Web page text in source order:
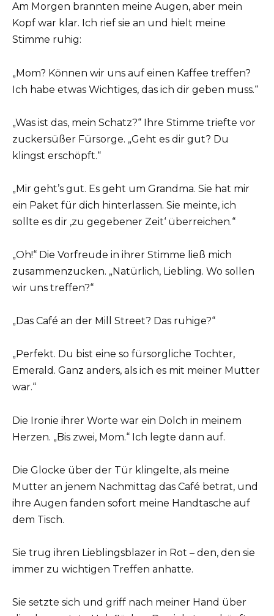
Am Morgen brannten meine Augen, aber mein
Kopf war klar. Ich rief sie an und hielt meine
Stimme ruhig:
„Mom? Können wir uns auf einen Kaffee treffen?
Ich habe etwas Wichtiges, das ich dir geben muss.“
„Was ist das, mein Schatz?“ Ihre Stimme triefte vor
zuckersüßer Fürsorge. „Geht es dir gut? Du
klingst erschöpft.“
„Mir geht’s gut. Es geht um Grandma. Sie hat mir
ein Paket für dich hinterlassen. Sie meinte, ich
sollte es dir ‚zu gegebener Zeit‘ überreichen.“
„Oh!“ Die Vorfreude in ihrer Stimme ließ mich
zusammenzucken. „Natürlich, Liebling. Wo sollen
wir uns treffen?“
„Das Café an der Mill Street? Das ruhige?“
„Perfekt. Du bist eine so fürsorgliche Tochter,
Emerald. Ganz anders, als ich es mit meiner Mutter
war.“
Die Ironie ihrer Worte war ein Dolch in meinem
Herzen. „Bis zwei, Mom.“ Ich legte dann auf.
Die Glocke über der Tür klingelte, als meine
Mutter an jenem Nachmittag das Café betrat, und
ihre Augen fanden sofort meine Handtasche auf
dem Tisch.
Sie trug ihren Lieblingsblazer in Rot – den, den sie
immer zu wichtigen Treffen anhatte.
Sie setzte sich und griff nach meiner Hand über